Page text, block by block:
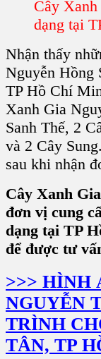
Cây
dạng tại
Nhận thấy
Nguyễn Hồng
TP Hồ Chí
Xanh Gia
Sanh Thế, 2
và 2 Cây Sung
sau khi nhận
Cây Xanh
đơn vị cung
dạng tại TP
để được tư
>>> HÌNH
NGUYỄN
TRÌNH
TÂN, TP